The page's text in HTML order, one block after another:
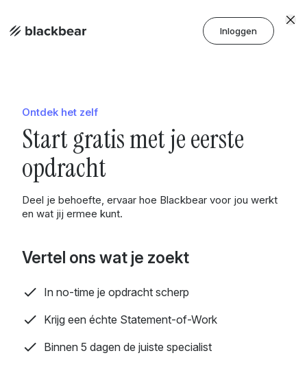
Inloggen
Ontdek het zelf
Start gratis met je eerste
opdracht
Deel je behoefte, ervaar hoe Blackbear voor jou werkt
en wat jij ermee kunt.
Vertel ons wat je zoekt
In no-time je opdracht scherp
Krijg een échte Statement-of-Work
Binnen 5 dagen de juiste specialist